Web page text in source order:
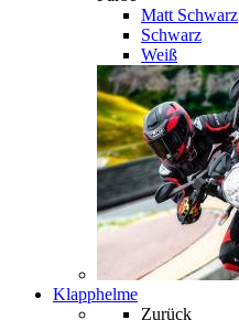
Matt Schwarz
Schwarz
Weiß
Klapphelme
Zurück